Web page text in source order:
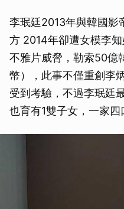
李珉廷2013年與韓國影
方 2014年卻遭女模李
不雅片威脅，勒索50億
幣），此事不僅重創李
受到考驗，不過李珉廷
也育有1雙子女，一家四